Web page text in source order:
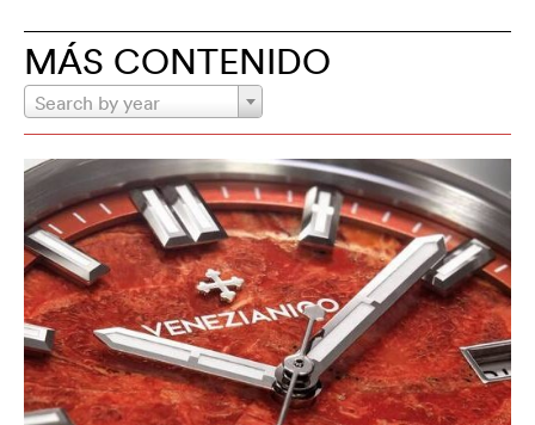
MÁS CONTENIDO
Search by year